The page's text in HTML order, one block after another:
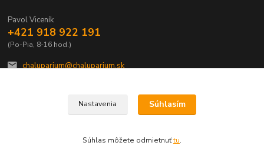
Pavol Viceník
+421 918 922 191
(Po-Pia, 8-16 hod.)
chaluparium@chaluparium.sk
Nastavenia Súhlasím
Súhlas môžete odmietnuťtu.